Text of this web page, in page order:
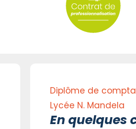
Diplôme de
Lycée N. Mandela
En quelques